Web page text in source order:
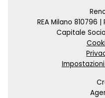
REA Milano 810796 |
Capitale